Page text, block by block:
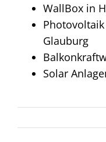
WallBox in
Glauburg
Solar